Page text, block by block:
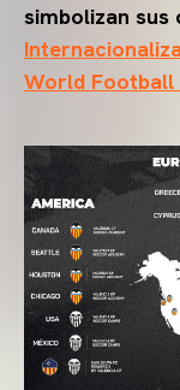
simbolizan sus
World Football